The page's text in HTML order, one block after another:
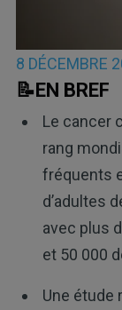
8 DÉCEMBRE
📝EN BREF
Le cancer
rang
fréquents
d’adultes
avec plus
et 50 000
Une étude